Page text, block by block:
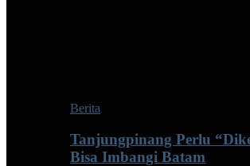
Berita
Tanjungpinang Perlu
Bisa Imbangi Batam